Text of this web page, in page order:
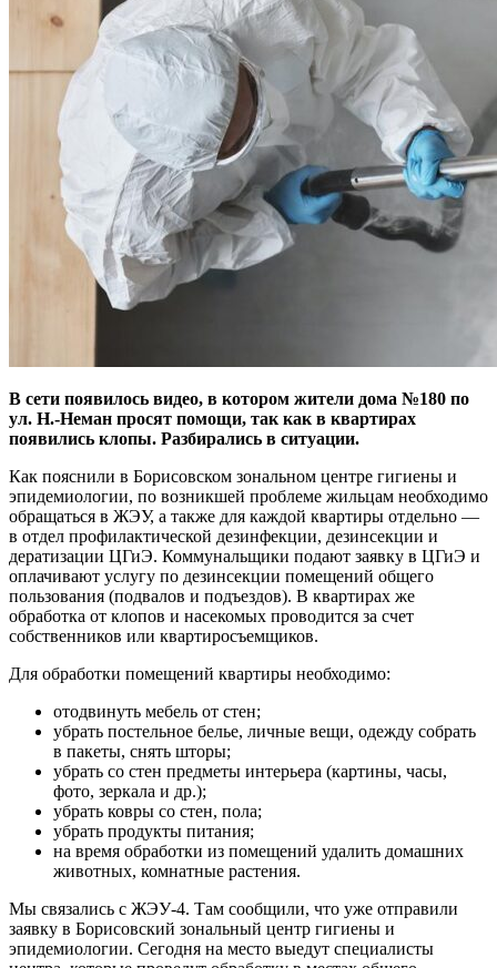
В сети появилось видео, в котором жители дома №180 по
ул. Н.-Неман просят помощи, так как в квартирах
появились клопы. Разбирались в ситуации.
Как пояснили в Борисовском зональном центре гигиены и
эпидемиологии, по возникшей проблеме жильцам необходимо
обращаться в ЖЭУ, а также для каждой квартиры отдельно —
в отдел профилактической дезинфекции, дезинсекции и
дератизации ЦГиЭ. Коммунальщики подают заявку в ЦГиЭ и
оплачивают услугу по дезинсекции помещений общего
пользования (подвалов и подъездов). В квартирах же
обработка от клопов и насекомых проводится за счет
собственников или квартиросъемщиков.
Для обработки помещений квартиры необходимо:
отодвинуть мебель от стен;
убрать постельное белье, личные вещи, одежду собрать
в пакеты, снять шторы;
убрать со стен предметы интерьера (картины, часы,
фото, зеркала и др.);
убрать ковры со стен, пола;
убрать продукты питания;
на время обработки из помещений удалить домашних
животных, комнатные растения.
Мы связались с ЖЭУ-4. Там сообщили, что уже отправили
заявку в Борисовский зональный центр гигиены и
эпидемиологии. Сегодня на место выедут специалисты